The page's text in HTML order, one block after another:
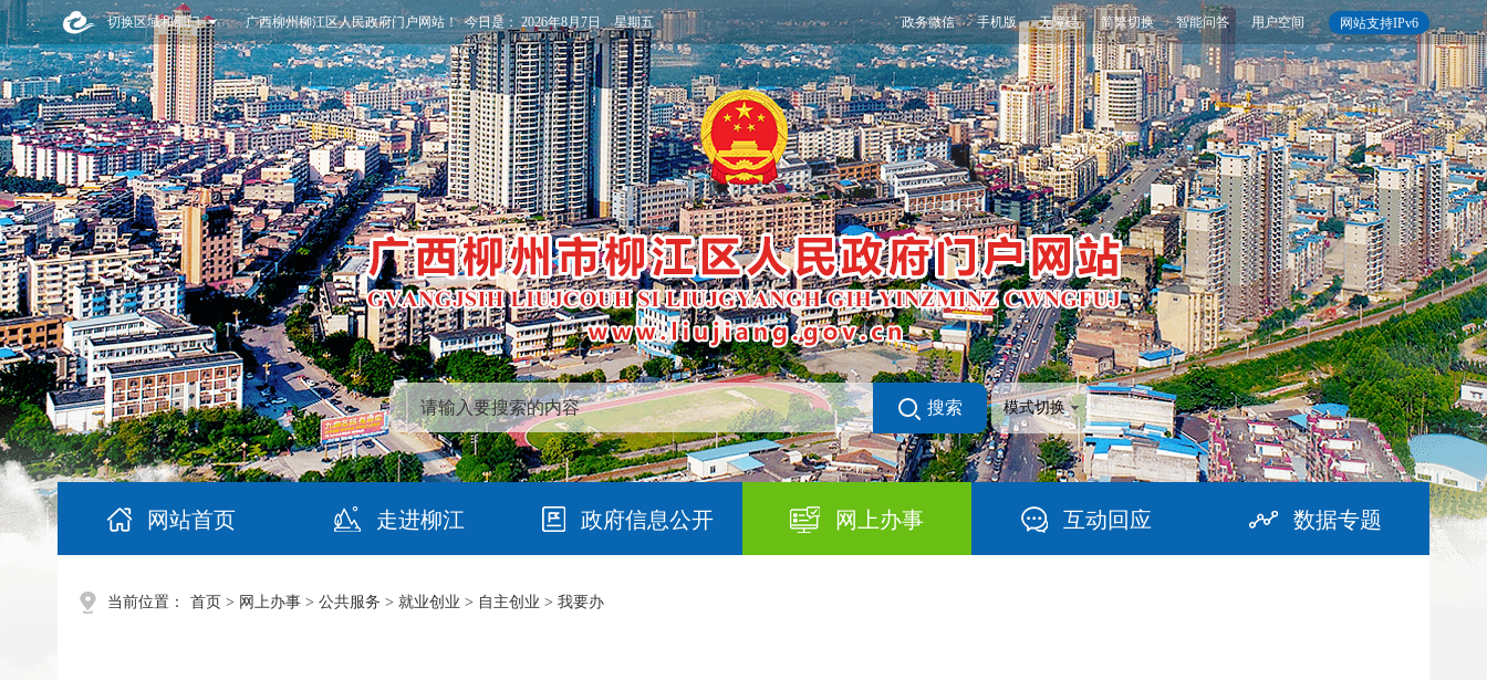
切换区域和部门 网站支持IPv6
政务微信 手机版 无障碍 简繁切换 智能问答 用户空间
广西柳州柳江区人民政府门户网站！ 今日是：2026年8月7日 星期五
搜索 模式切换
网站首页 走进柳江 政府信息公开 网上办事 互动回应 数据专题
当前位置： 首页 > 网上办事 > 公共服务 > 就业创业 > 自主创业 > 我要办